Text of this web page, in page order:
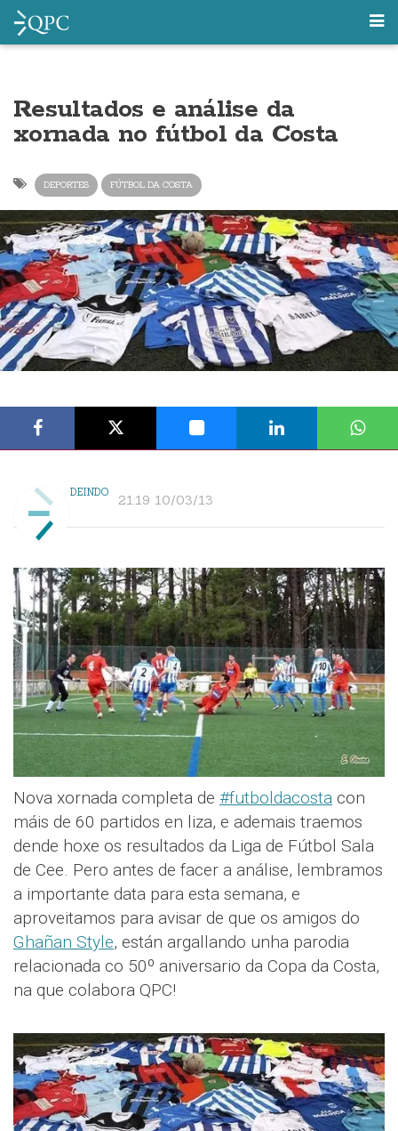
Resultados e análise da
xornada no fútbol da Costa
DEPORTES FÚTBOL DA COSTA
DEINDO 21:19 10/03/13
Nova xornada completa de #futboldacosta con
máis de 60 partidos en liza, e ademais traemos
dende hoxe os resultados da Liga de Fútbol Sala
de Cee. Pero antes de facer a análise, lembramos
a importante data para esta semana, e
aproveitamos para avisar de que os amigos do
Ghañan Style, están argallando unha parodia
relacionada co 50º aniversario da Copa da Costa,
na que colabora QPC!